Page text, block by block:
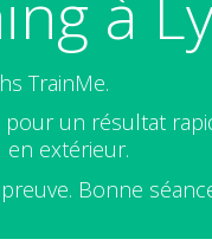
TrainMe.
pour un résultat
extérieur.
Bonne